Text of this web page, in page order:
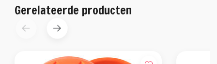
Gerelateerde producten